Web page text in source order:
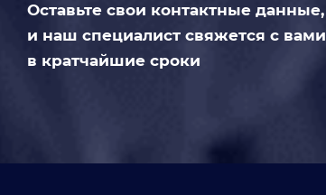
Оставьте свои контактные данные,
и наш специалист свяжется с вами
в кратчайшие сроки